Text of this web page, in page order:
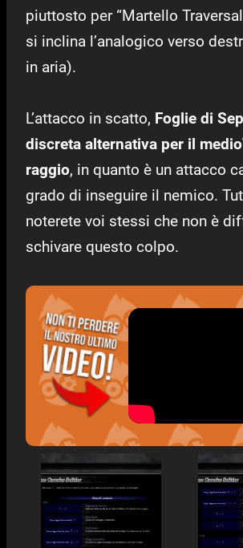
piuttosto per “Martello
si inclina l’analogico verso
in aria).
L’attacco in scatto, Foglie di
discreta alternativa per il
raggio, in quanto è un attacco
grado di inseguire il nemico.
noterete voi stessi che non è
schivare questo colpo.